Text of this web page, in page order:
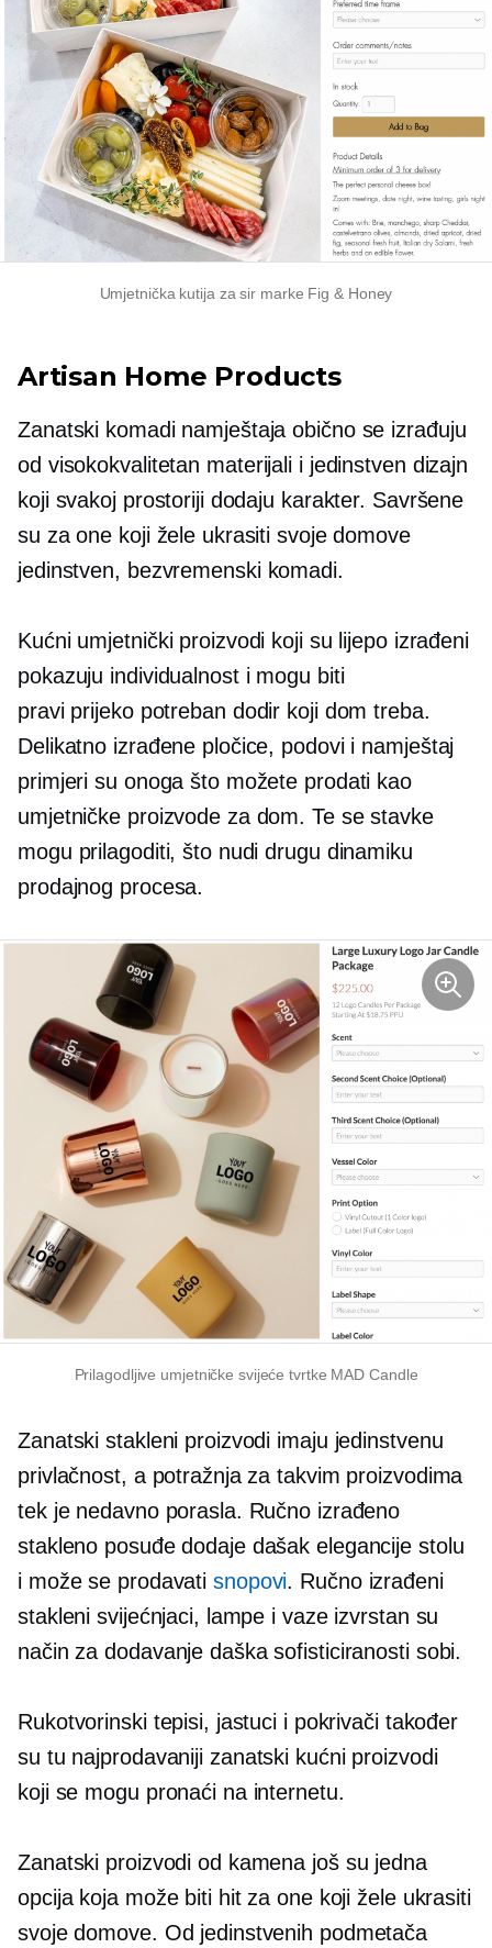
Umjetnička kutija za sir marke Fig & Honey
Artisan Home Products
Zanatski komadi namještaja obično se izrađuju
od visokokvalitetan materijali i jedinstven dizajn
koji svakoj prostoriji dodaju karakter. Savršene
su za one koji žele ukrasiti svoje domove
jedinstven, bezvremenski komadi.
Kućni umjetnički proizvodi koji su lijepo izrađeni
pokazuju individualnost i mogu biti
pravi prijeko potreban dodir koji dom treba.
Delikatno izrađene pločice, podovi i namještaj
primjeri su onoga što možete prodati kao
umjetničke proizvode za dom. Te se stavke
mogu prilagoditi, što nudi drugu dinamiku
prodajnog procesa.
Prilagodljive umjetničke svijeće tvrtke MAD Candle
Zanatski stakleni proizvodi imaju jedinstvenu
privlačnost, a potražnja za takvim proizvodima
tek je nedavno porasla. Ručno izrađeno
stakleno posuđe dodaje dašak elegancije stolu
i može se prodavati snopovi. Ručno izrađeni
stakleni svijećnjaci, lampe i vaze izvrstan su
način za dodavanje daška sofisticiranosti sobi.
Rukotvorinski tepisi, jastuci i pokrivači također
su tu najprodavaniji zanatski kućni proizvodi
koji se mogu pronaći na internetu.
Zanatski proizvodi od kamena još su jedna
opcija koja može biti hit za one koji žele ukrasiti
svoje domove. Od jedinstvenih podmetača